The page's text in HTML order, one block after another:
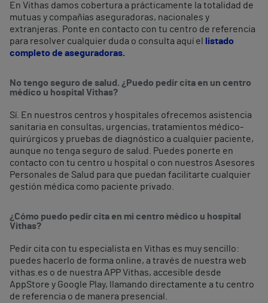
En Vithas damos cobertura a prácticamente la totalidad de
mutuas y compañías aseguradoras, nacionales y
extranjeras. Ponte en contacto con tu centro de referencia
para resolver cualquier duda o consulta aquí el
listado
completo de aseguradoras.
No tengo seguro de salud. ¿Puedo pedir cita en un centro
médico u hospital Vithas?
Sí. En nuestros centros y hospitales ofrecemos asistencia
sanitaria en consultas, urgencias, tratamientos médico-
quirúrgicos y pruebas de diagnóstico a cualquier paciente,
aunque no tenga seguro de salud. Puedes ponerte en
contacto con tu centro u hospital o con nuestros Asesores
Personales de Salud para que puedan facilitarte cualquier
gestión médica como paciente privado.
¿Cómo puedo pedir cita en mi centro médico u hospital
Vithas?
Pedir cita con tu especialista en Vithas es muy sencillo:
puedes hacerlo de forma online, a través de nuestra web
vithas.es o de nuestra APP Vithas, accesible desde
AppStore y Google Play, llamando directamente a tu centro
de referencia o de manera presencial.